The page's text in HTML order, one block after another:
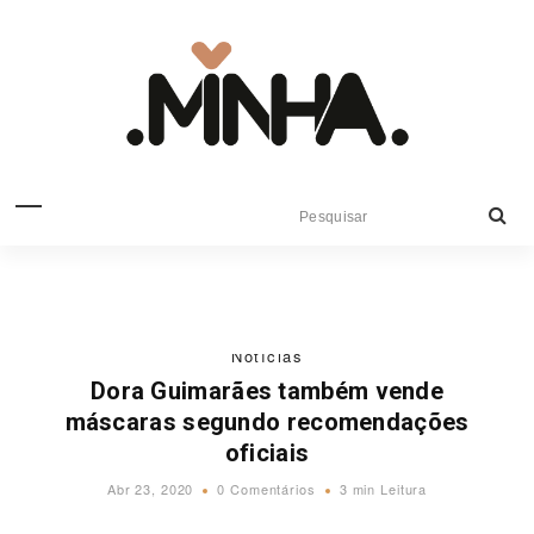
Notícias
Dora Guimarães também vende
máscaras segundo recomendações
oficiais
Abr 23, 2020 0 Comentários 3 min Leitura